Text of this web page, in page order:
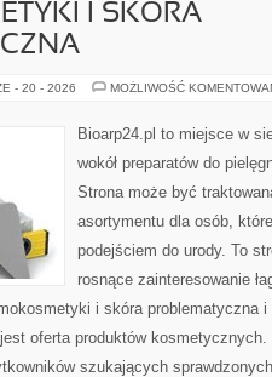
I SKÓRA
- 20 - 2026 MOŻLIWOŚĆ
Bioarp24.pl to miejsce w
wokół preparatów do
Strona może być
asortymentu dla osób,
podejściem do urody. To
rosnące zainteresowanie
i skóra problematyczna i
oferta produktów
szukających